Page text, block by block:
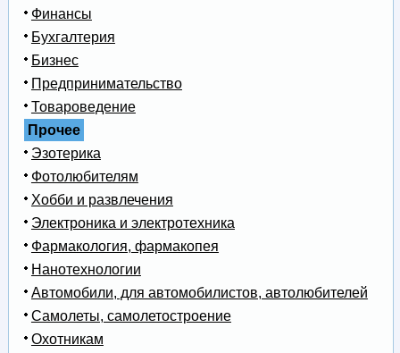
Финансы
Бухгалтерия
Бизнес
Предпринимательство
Товароведение
Прочее
Эзотерика
Фотолюбителям
Хобби и развлечения
Электроника и электротехника
Фармакология, фармакопея
Нанотехнологии
Автомобили, для автомобилистов, автолюбителей
Самолеты, самолетостроение
Охотникам